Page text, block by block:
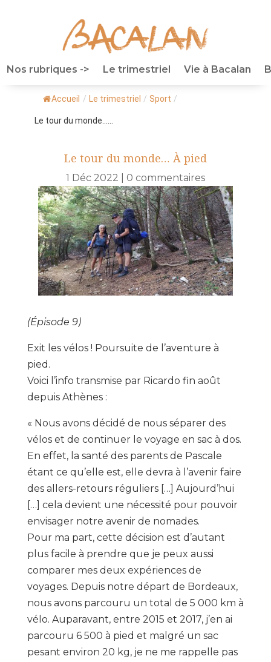
Nos rubriques -> Le trimestriel Vie à Bacalan
Accueil / Le trimestriel / Sport /
Le tour du monde…...
Le tour du monde… À pied
1 Déc 2022 0 commentaires
(Épisode 9)
Exit les vélos ! Poursuite de l’aventure à
pied.
Voici l’info transmise par Ricardo fin août
depuis Athènes :
« Nous avons décidé de nous séparer des
vélos et de continuer le voyage en sac à dos.
En effet, la santé des parents de Pascale
étant ce qu’elle est, elle devra à l’avenir faire
des allers-retours réguliers […] Aujourd’hui
[…] cela devient une nécessité pour pouvoir
envisager notre avenir de nomades.
Pour ma part, cette décision est d’autant
plus facile à prendre que je peux aussi
comparer mes deux expériences de
voyages. Depuis notre départ de Bordeaux,
nous avons parcouru un total de 5 000 km à
vélo. Auparavant, entre 2015 et 2017, j’en ai
parcouru 6 500 à pied et malgré un sac
pesant environ 20 kg, je ne me rappelle pas